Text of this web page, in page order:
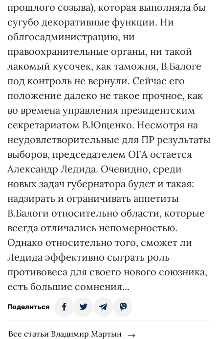
прошлого созыва), которая выполняла бы
сугубо декоративные функции. Ни
облгосадминистрацию, ни
правоохранительные органы, ни такой
лакомый кусочек, как таможня, В.Балоге
под контроль не вернули. Сейчас его
положение далеко не такое прочное, как
во времена управления президентским
секретариатом В.Ющенко. Несмотря на
неудовлетворительные для ПР результаты
выборов, председателем ОГА остается
Александр Ледида. Очевидно, среди
новых задач губернатора будет и такая:
надзирать и ограничивать аппетиты
В.Балоги относительно области, которые
всегда отличались непомерностью.
Однако относительно того, сможет ли
Ледида эффективно сыграть роль
противовеса для своего нового союзника,
есть большие сомнения...
Поделиться
Все статьи Владимир Мартын